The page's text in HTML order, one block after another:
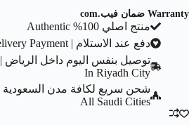
Warranty ضمان فيب.com
منتج اصلي 100% Authentic
دفع عند الاستلام | Cash On Delivery Payment
In Riyadh City
All Saudi Cities